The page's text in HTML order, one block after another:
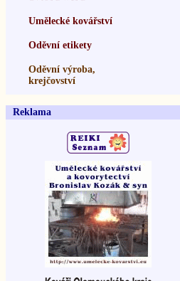
Umělecké kovářství
Oděvní etikety
Oděvní výroba,
krejčovství
Reklama